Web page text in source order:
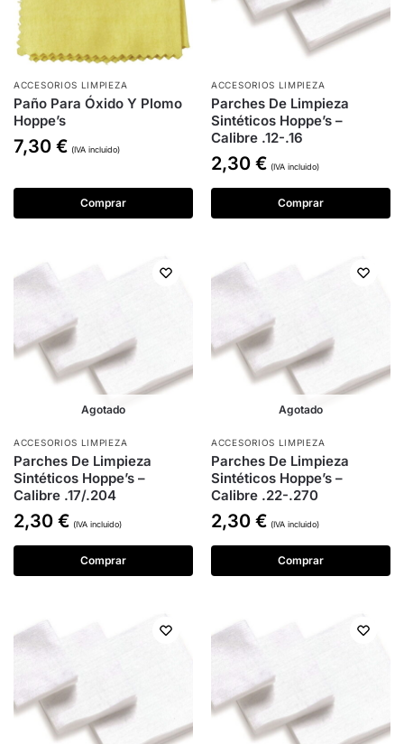
ACCESORIOS LIMPIEZA
Paño Para Óxido Y Plomo
Hoppe’s
7,30 € (IVA incluido)
Comprar
ACCESORIOS LIMPIEZA
Parches De Limpieza
Sintéticos Hoppe’s –
Calibre .12-.16
2,30 € (IVA incluido)
Comprar
Agotado
ACCESORIOS LIMPIEZA
Parches De Limpieza
Sintéticos Hoppe’s –
Calibre .17/.204
2,30 € (IVA incluido)
Comprar
Agotado
ACCESORIOS LIMPIEZA
Parches De Limpieza
Sintéticos Hoppe’s –
Calibre .22-.270
2,30 € (IVA incluido)
Comprar